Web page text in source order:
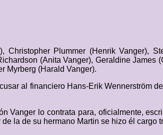
Plummer (Henrik Vanger),
(Anita Vanger), Geraldine James
Myrberg (Harald Vanger).
al financiero Hans-Erik Wennerström
Vanger lo contrata para, oficialmente,
la de su hermano Martin se hizo él cargo